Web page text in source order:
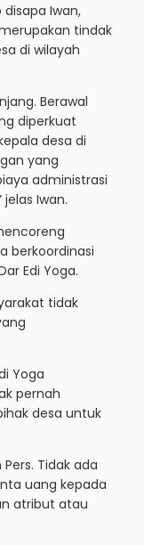
disapa Iwan,
tindak
di wilayah
Berawal
diperkuat
desa di
yang
administrasi
Iwan.
berkoordinasi
Edi Yoga.
tidak
Yoga
pernah
desa untuk
Tidak ada
uang kepada
atribut atau